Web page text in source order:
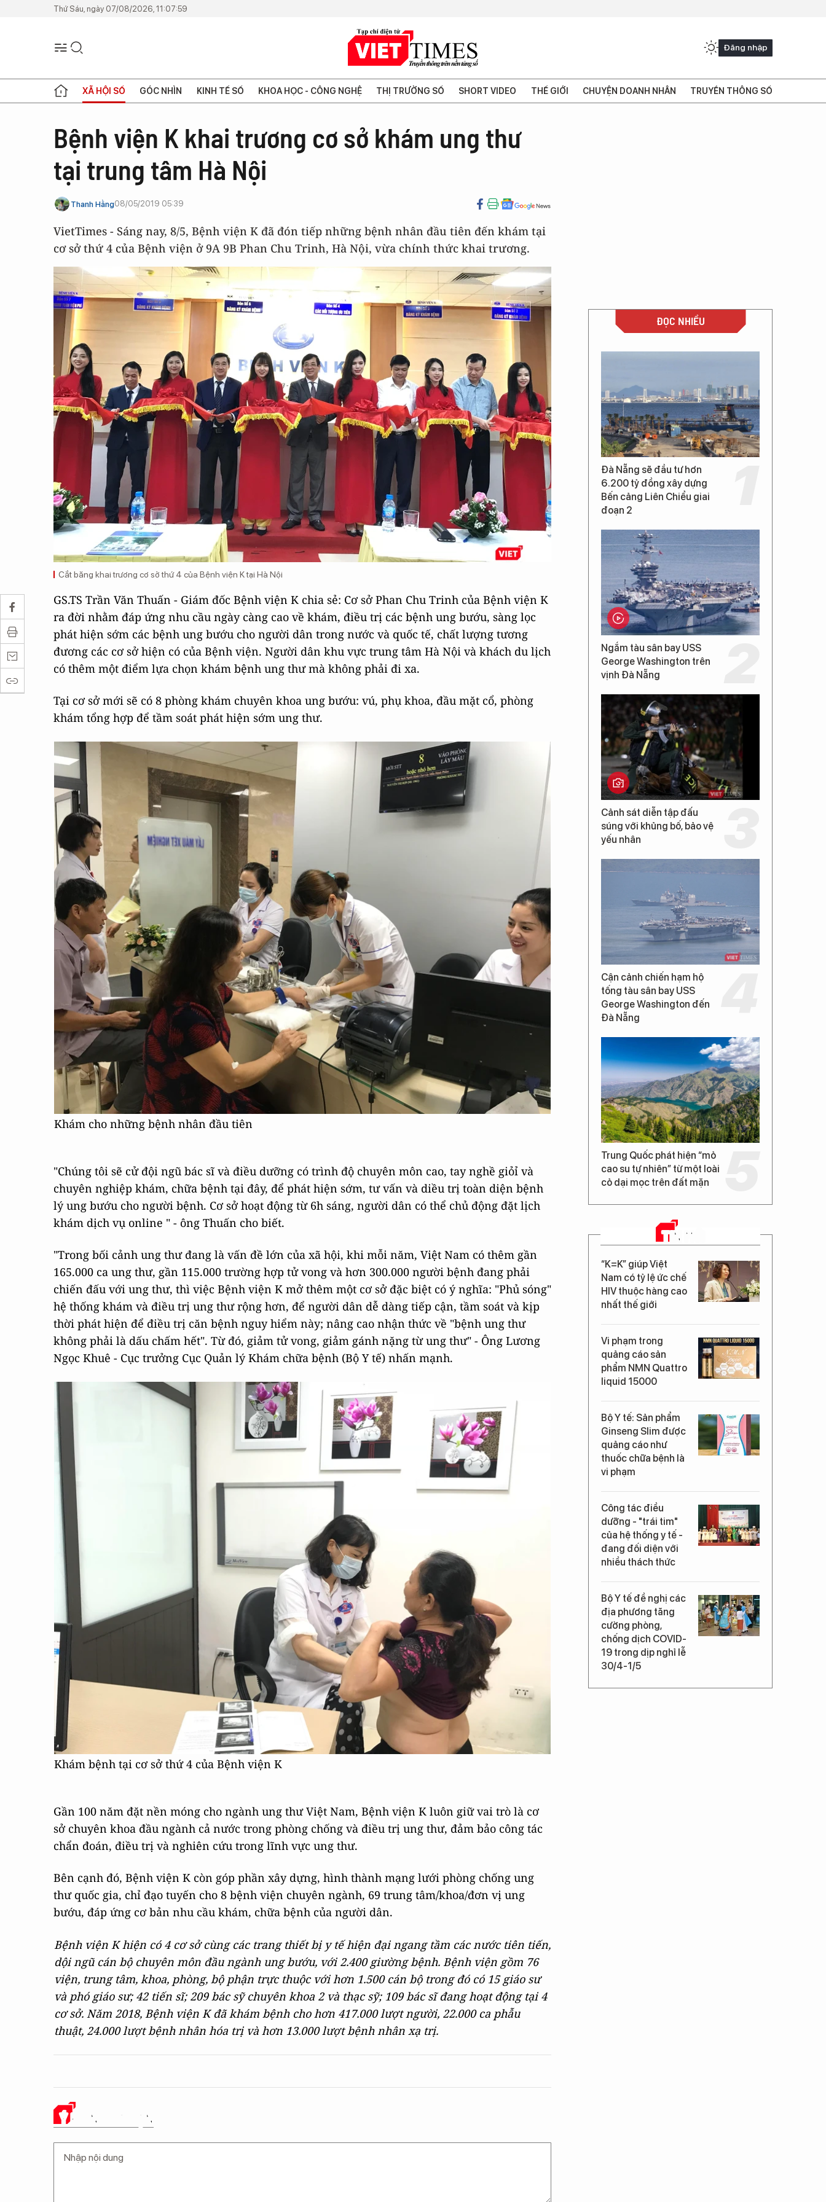
Thứ Sáu, ngày 07/08/2026, 11:07:59
Đăng nhập
XÃ HỘI SỐ GÓC NHÌN KINH TẾ SỐ KHOA HỌC - CÔNG NGHỆ THỊ TRƯỜNG SỐ SHORT VIDEO THẾ GIỚI CHUYỆN DOANH NHÂN TRUYỀN THÔNG SỐ
Bệnh viện K khai trương cơ sở khám ung thư
tại trung tâm Hà Nội
Thanh Hằng08/05/2019 05:39
VietTimes - Sáng nay, 8/5, Bệnh viện K đã đón tiếp những bệnh nhân đầu tiên đến khám tại
cơ sở thứ 4 của Bệnh viện ở 9A 9B Phan Chu Trinh, Hà Nội, vừa chính thức khai trương.
Cắt băng khai trương cơ sở thứ 4 của Bệnh viện K tại Hà Nội
GS.TS Trần Văn Thuấn - Giám đốc Bệnh viện K chia sẻ: Cơ sở Phan Chu Trinh của Bệnh viện K
ra đời nhằm đáp ứng nhu cầu ngày càng cao về khám, điều trị các bệnh ung bướu, sàng lọc
phát hiện sớm các bệnh ung bướu cho người dân trong nước và quốc tế, chất lượng tương
đương các cơ sở hiện có của Bệnh viện. Người dân khu vực trung tâm Hà Nội và khách du lịch
có thêm một điểm lựa chọn khám bệnh ung thư mà không phải đi xa.
Tại cơ sở mới sẽ có 8 phòng khám chuyên khoa ung bướu: vú, phụ khoa, đầu mặt cổ, phòng
khám tổng hợp để tầm soát phát hiện sớm ung thư.
Khám cho những bệnh nhân đầu tiên
"Chúng tôi sẽ cử đội ngũ bác sĩ và điều dưỡng có trình độ chuyên môn cao, tay nghề giỏỉ và
chuyên nghiệp khám, chữa bệnh tại đây, để phát hiện sớm, tư vấn và diều trị toàn diện bệnh
lý ung bướu cho người bệnh. Cơ sở hoạt động từ 6h sáng, người dân có thể chủ động đặt lịch
khám dịch vụ online " - ông Thuấn cho biết.
"Trong bối cảnh ung thư đang là vấn đề lớn của xã hội, khi mỗi năm, Việt Nam có thêm gần
165.000 ca ung thư, gần 115.000 trường hợp tử vong và hơn 300.000 người bệnh đang phải
chiến đấu với ung thư, thì việc Bệnh viện K mở thêm một cơ sở đặc biệt có ý nghĩa: "Phủ sóng"
hệ thống khám và điều trị ung thư rộng hơn, để người dân dễ dàng tiếp cận, tầm soát và kịp
thời phát hiện để điều trị căn bệnh nguy hiểm này; nâng cao nhận thức về "bệnh ung thư
không phải là dấu chấm hết". Từ đó, giảm tử vong, giảm gánh nặng từ ung thư" - Ông Lương
Ngọc Khuê - Cục trưởng Cục Quản lý Khám chữa bệnh (Bộ Y tế) nhấn mạnh.
Khám bệnh tại cơ sở thứ 4 của Bệnh viện K
Gần 100 năm đặt nền móng cho ngành ung thư Việt Nam, Bệnh viện K luôn giữ vai trò là cơ
sở chuyên khoa đầu ngành cả nước trong phòng chống và điều trị ung thư, đảm bảo công tác
chẩn đoán, điều trị và nghiên cứu trong lĩnh vực ung thư.
Bên cạnh đó, Bệnh viện K còn góp phần xây dựng, hình thành mạng lưới phòng chống ung
thư quốc gia, chỉ đạo tuyến cho 8 bệnh viện chuyên ngành, 69 trung tâm/khoa/đơn vị ung
bướu, đáp ứng cơ bản nhu cầu khám, chữa bệnh của người dân.
Bệnh viện K hiện có 4 cơ sở cùng các trang thiết bị y tế hiện đại ngang tầm các nước tiên tiến,
dội ngũ cán bộ chuyên môn đầu ngành ung bướu, với 2.400 giường bệnh. Bệnh viện gồm 76
viện, trung tâm, khoa, phòng, bộ phận trực thuộc với hơn 1.500 cán bộ trong đó có 15 giáo sư
và phó giáo sư; 42 tiến sĩ; 209 bác sỹ chuyên khoa 2 và thạc sỹ; 109 bác sĩ đang hoạt động tại 4
cơ sở. Năm 2018, Bệnh viện K đã khám bệnh cho hơn 417.000 lượt người, 22.000 ca phẫu
thuật, 24.000 lượt bệnh nhân hóa trị và hơn 13.000 lượt bệnh nhân xạ trị.
Ý KIẾN CỦA BẠN
ĐỌC NHIỀU
Đà Nẵng sẽ đầu tư hơn
6.200 tỷ đồng xây dựng
Bến cảng Liên Chiểu giai
đoạn 2
Ngắm tàu sân bay USS
George Washington trên
vịnh Đà Nẵng
Cảnh sát diễn tập đấu
súng với khủng bố, bảo vệ
yếu nhân
Cận cảnh chiến hạm hộ
tống tàu sân bay USS
George Washington đến
Đà Nẵng
Trung Quốc phát hiện “mỏ
cao su tự nhiên” từ một loài
cỏ dại mọc trên đất mặn
TIN MỚI
“K=K” giúp Việt
Nam có tỷ lệ ức chế
HIV thuộc hàng cao
nhất thế giới
Vi phạm trong
quảng cáo sản
phẩm NMN Quattro
liquid 15000
Bộ Y tế: Sản phẩm
Ginseng Slim được
quảng cáo như
thuốc chữa bệnh là
vi phạm
Công tác điều
dưỡng - "trái tim"
của hệ thống y tế -
đang đối diện với
nhiều thách thức
Bộ Y tế đề nghị các
địa phương tăng
cường phòng,
chống dịch COVID-
19 trong dịp nghỉ lễ
30/4-1/5